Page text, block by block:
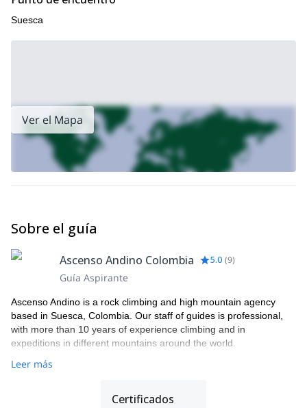
Suesca
Ver el Mapa
Sobre el guía
Ascenso Andino Colombia 5.0 (9)
Guía Aspirante
Ascenso Andino is a rock climbing and high mountain agency
based in Suesca, Colombia. Our staff of guides is professional,
with more than 10 years of experience climbing and in
expeditions in different mountains around the world.
Leer más
Certificados